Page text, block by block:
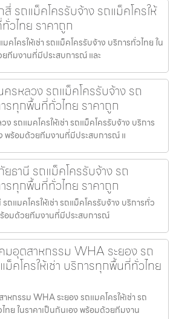
สี่ รถแม็คโครรับจ้าง รถแม็คโครให้
วไทย ราคาถูก
คโครให้เช่า รถแม็คโครรับจ้าง บริการทั่วไทย ใน
ยทีมงานที่มีประสบการณ์ และ
รหลวง รถแม็คโครรับจ้าง รถ
ารทุกพื้นที่ทั่วไทย ราคาถูก
รถแมคโครให้เช่า รถแม็คโครรับจ้าง บริการ
พร้อมด้วยทีมงานที่มีประสบการณ์ แ
ยธานี รถแม็คโครรับจ้าง รถ
ารทุกพื้นที่ทั่วไทย ราคาถูก
ถแมคโครให้เช่า รถแม็คโครรับจ้าง บริการทั่ว
ร้อมด้วยทีมงานที่มีประสบการณ์
มอุตสาหกรรม WHA ระยอง รถ
ม็คโครให้เช่า บริการทุกพื้นที่ทั่วไทย
หกรรม WHA ระยอง รถแมคโครให้เช่า รถ
ทย ในราคาเป็นกันเอง พร้อมด้วยทีมงาน